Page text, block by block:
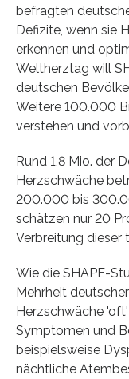
befragten
Defizite, wenn sie
erkennen und
Weltherztag will
deutschen
Weitere 100.000
verstehen und
Rund 1,8 Mio. der
Herzschwäche
200.000 bis
schätzen nur 20
Verbreitung dieser
Wie die SHAPE-
Mehrheit
Herzschwäche
Symptomen und
beispielsweise
nächtliche